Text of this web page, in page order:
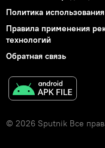
Политика
Правила применения
технологий
Обратная связь
© 2026 Sputnik Все